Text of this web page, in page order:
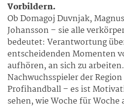
Vorbildern.
Ob Domagoj Duvnjak,
Johansson – sie alle
bedeutet: Verantwortung
entscheidenden Momenten
aufhören, an sich zu
Nachwuchsspieler der
Profihandball – es ist
sehen, wie Woche für